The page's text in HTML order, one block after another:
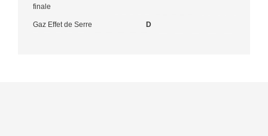
finale
Gaz Effet de Serre D